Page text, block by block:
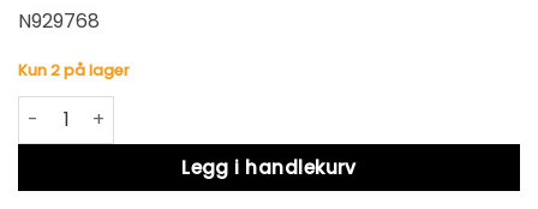
N929768
Kun 2 på lager
PLATE antall
Legg i handlekurv
Alternative: